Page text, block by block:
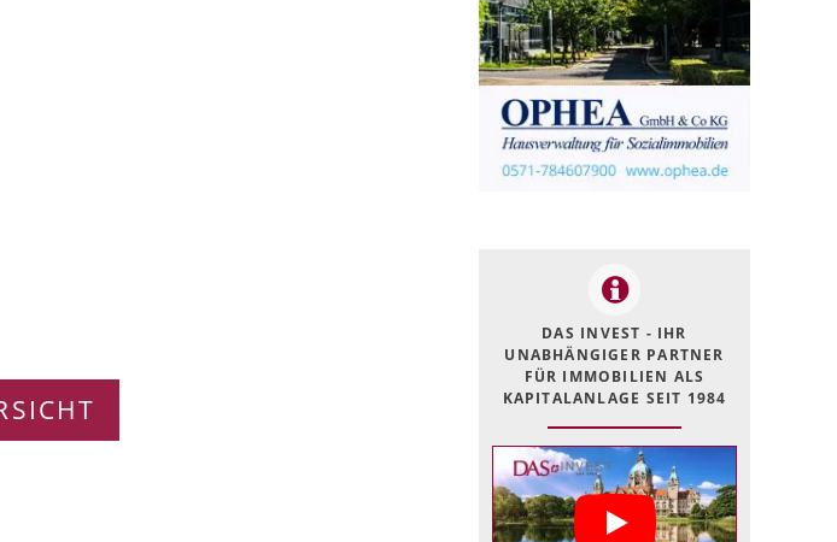
DAS INVEST - IHR
UNABHÄNGIGER PARTNER
FÜR IMMOBILIEN ALS
KAPITALANLAGE SEIT 1984